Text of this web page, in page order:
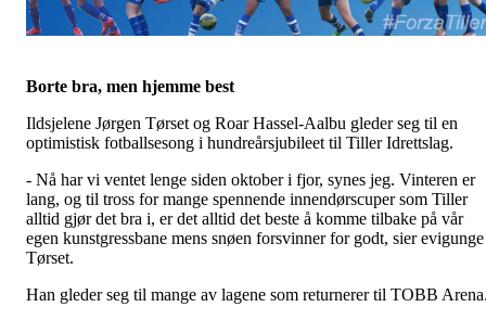
Borte bra, men hjemme best
Ildsjelene Jørgen Tørset og Roar Hassel-Aalbu gleder seg til en
optimistisk fotballsesong i hundreårsjubileet til Tiller Idrettslag.
- Nå har vi ventet lenge siden oktober i fjor, synes jeg. Vinteren er
lang, og til tross for mange spennende innendørscuper som Tiller
alltid gjør det bra i, er det alltid det beste å komme tilbake på vår
egen kunstgressbane mens snøen forsvinner for godt, sier evigunge
Tørset.
Han gleder seg til mange av lagene som returnerer til TOBB